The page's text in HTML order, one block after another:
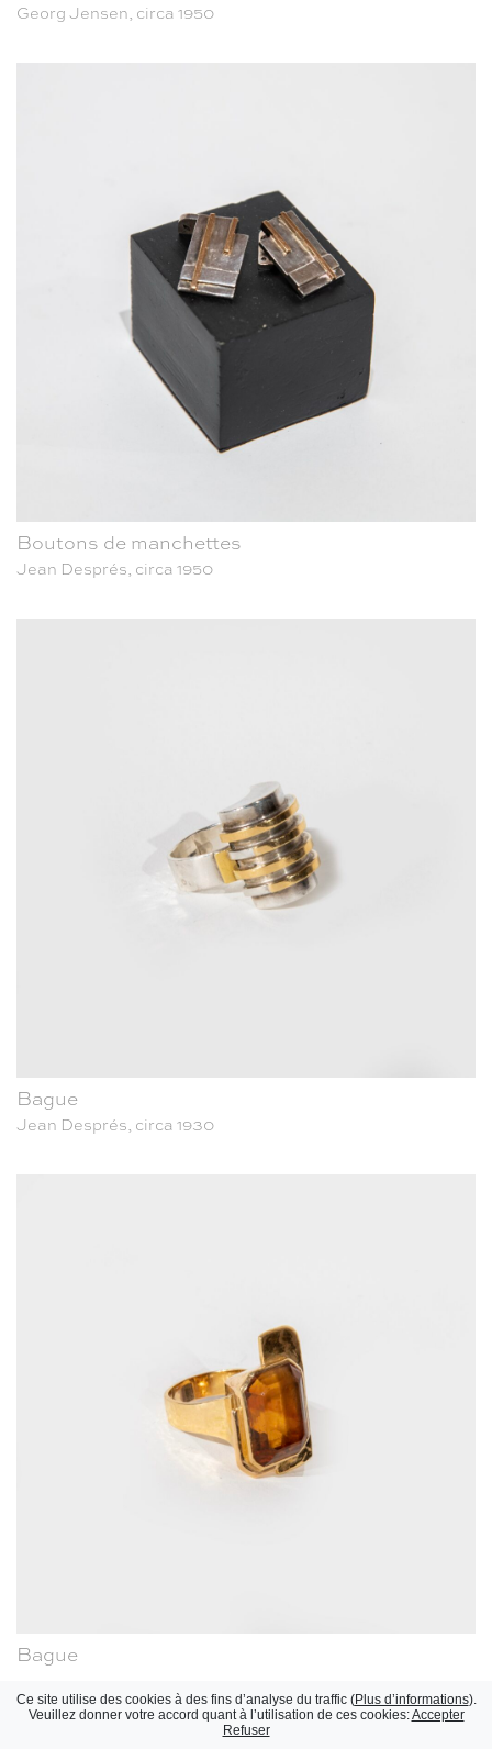
Georg Jensen, circa 1950
Boutons de manchettes
Jean Després, circa 1950
Bague
Jean Després, circa 1930
Bague
Réinitialiser
Ce site utilise des cookies à des fins d’analyse du traffic (Plus d’informations).
Veuillez donner votre accord quant à l’utilisation de ces cookies:Accepter
Refuser